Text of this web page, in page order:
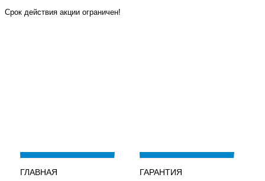
Срок действия акции ограничен!
ГЛАВНАЯ ГАРАНТИЯ